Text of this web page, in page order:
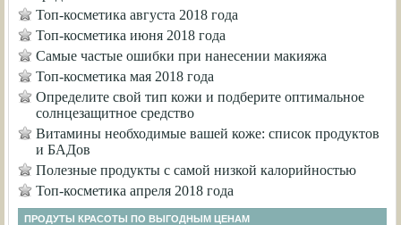
Топ-косметика августа 2018 года
Топ-косметика июня 2018 года
Самые частые ошибки при нанесении макияжа
Топ-косметика мая 2018 года
Определите свой тип кожи и подберите оптимальное
солнцезащитное средство
Витамины необходимые вашей коже: список продуктов
и БАДов
Полезные продукты с самой низкой калорийностью
Топ-косметика апреля 2018 года
ПРОДУТЫ КРАСОТЫ ПО ВЫГОДНЫМ ЦЕНАМ